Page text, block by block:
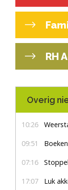
RH
Overig
10:26
09:51
07:16
17:07 Luk